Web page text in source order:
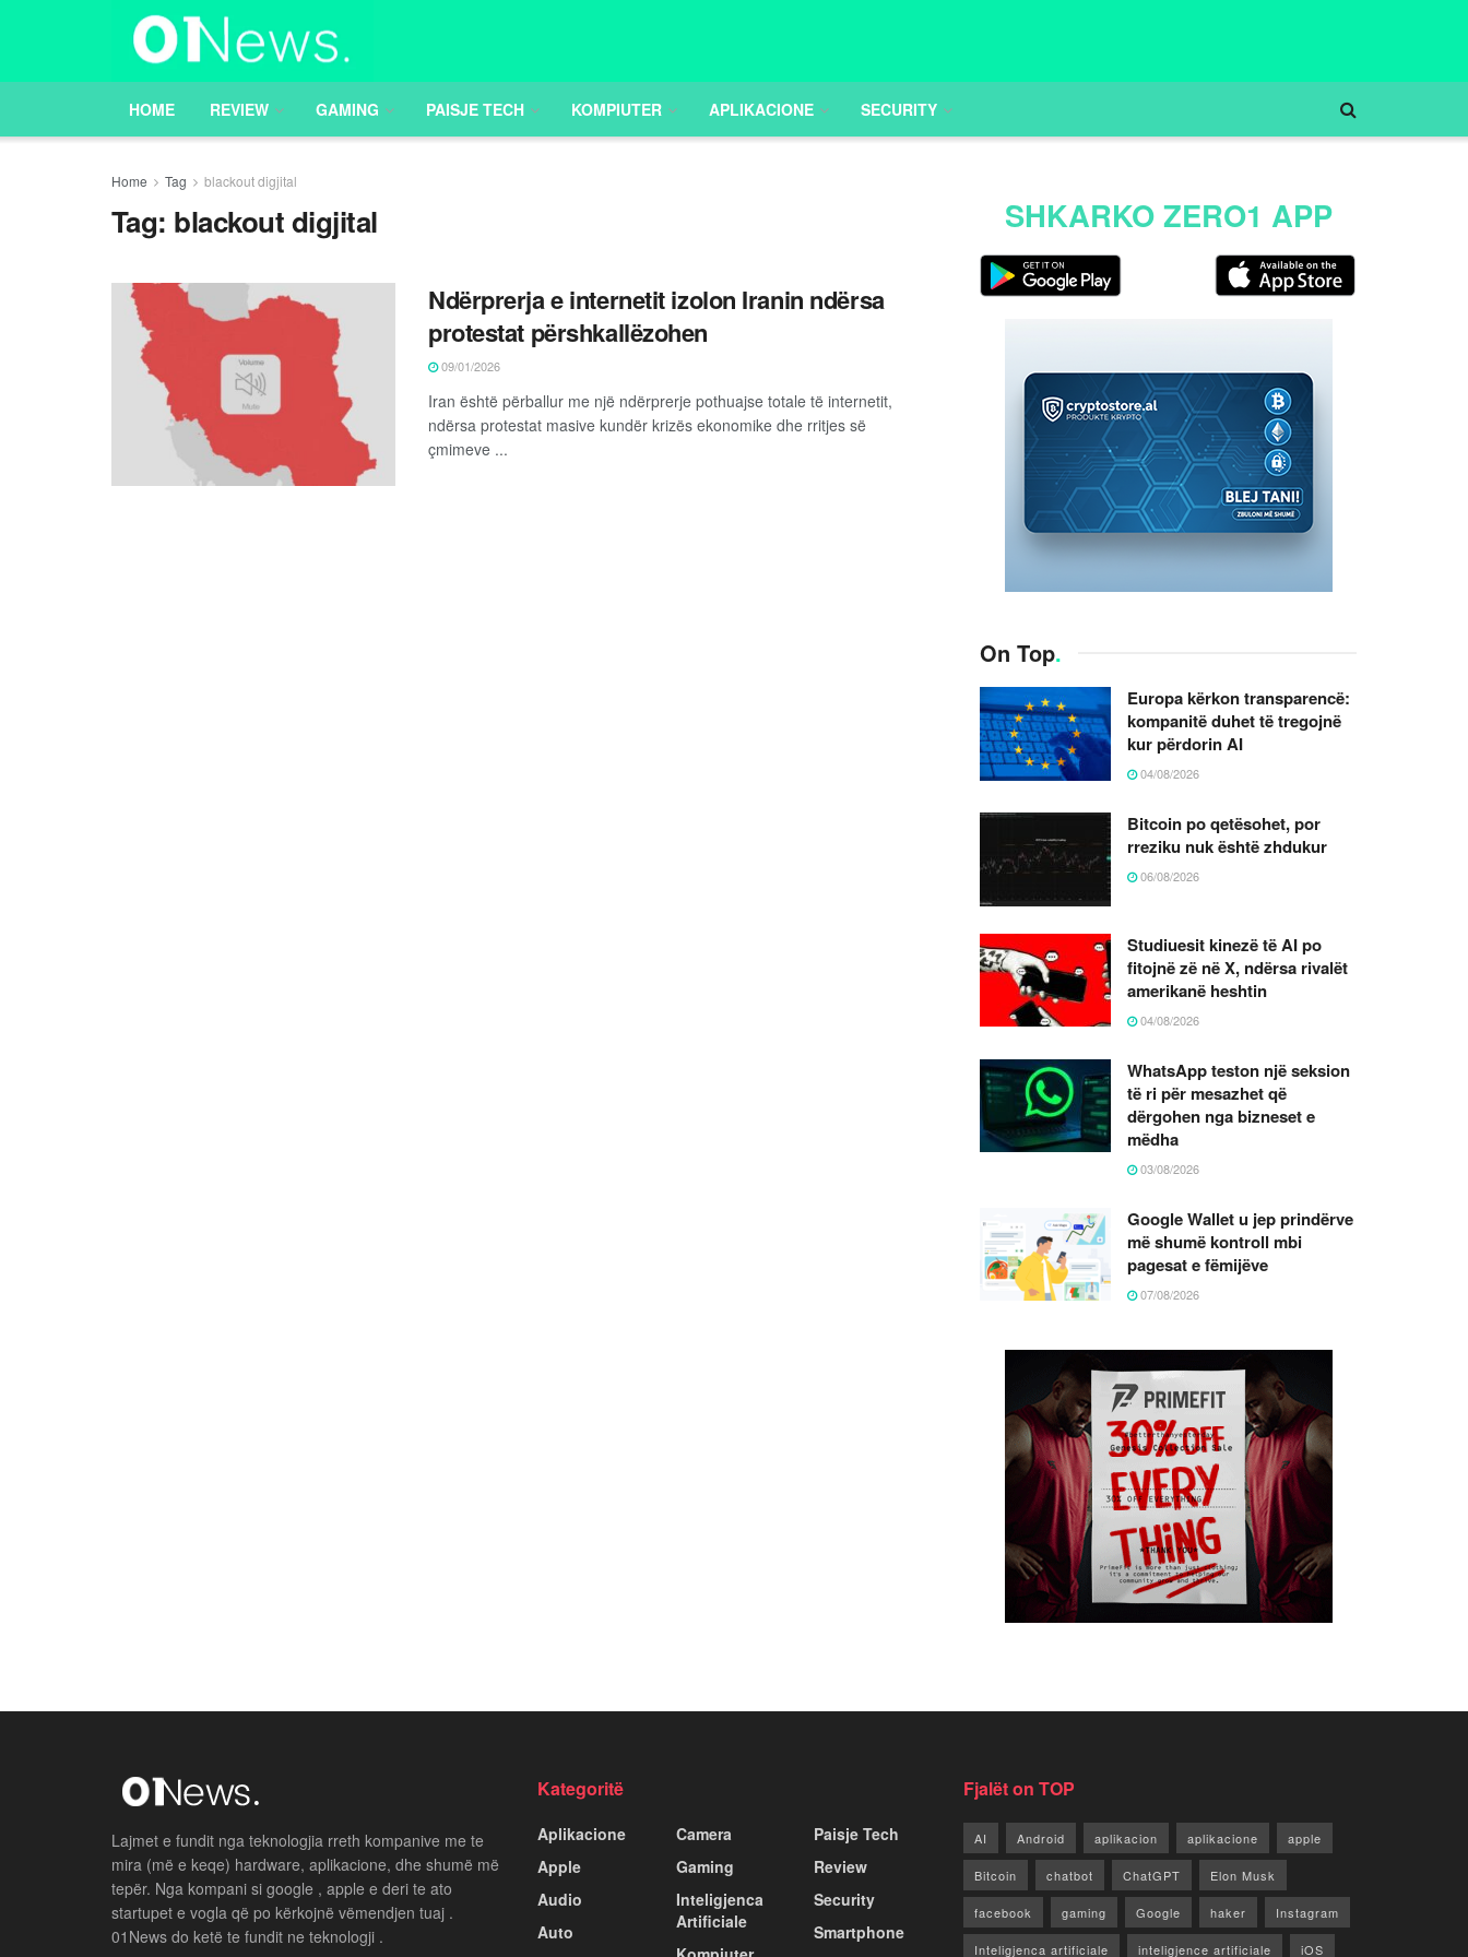
HOME REVIEW GAMING PAISJE TECH KOMPIUTER APLIKACIONE SECURITY
Home Tag blackout digjital
Tag: blackout digjital
Ndërprerja e internetit izolon Iranin ndërsa
protestat përshkallëzohen
09/01/2026
Iran është përballur me një ndërprerje pothuajse totale të internetit,
ndërsa protestat masive kundër krizës ekonomike dhe rritjes së
çmimeve ...
SHKARKO ZERO1 APP
On Top.
Europa kërkon transparencë:
kompanitë duhet të tregojnë
kur përdorin AI
04/08/2026
Bitcoin po qetësohet, por
rreziku nuk është zhdukur
06/08/2026
Studiuesit kinezë të AI po
fitojnë zë në X, ndërsa rivalët
amerikanë heshtin
04/08/2026
WhatsApp teston një seksion
të ri për mesazhet që
dërgohen nga bizneset e
mëdha
03/08/2026
Google Wallet u jep prindërve
më shumë kontroll mbi
pagesat e fëmijëve
07/08/2026
Lajmet e fundit nga teknologjia rreth kompanive me te
mira (më e keqe) hardware, aplikacione, dhe shumë më
tepër. Nga kompani si google , apple e deri te ato
startupet e vogla që po kërkojnë vëmendjen tuaj .
01News do ketë te fundit ne teknologji .
Kategoritë
Aplikacione
Apple
Audio
Auto
Camera
Gaming
Inteligjenca
Artificiale
Paisje Tech
Review
Security
Smartphone
Fjalët on TOP
AI Android aplikacion aplikacione apple
Bitcoin chatbot ChatGPT Elon Musk
facebook gaming Google haker Instagram
Inteligjenca artificiale inteligjence artificiale iOS